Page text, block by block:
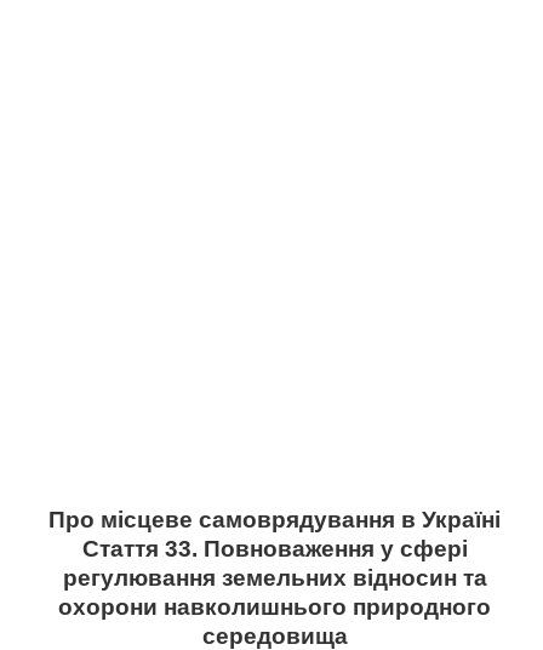
Про місцеве самоврядування в Україні
Стаття 33. Повноваження у сфері
регулювання земельних відносин та
охорони навколишнього природного
середовища